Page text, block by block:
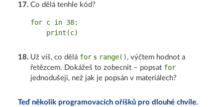
17. Co dělá tenhle kód?
for c in 38:
18. Už víš, co dělá for s range() , výčtem hodnot a
řetězcem. Dokážeš to zobecnit – popsat for
jednodušeji, než jak je popsán v materiálech?
Teď několik programovacích oříšků pro dlouhé chvíle.